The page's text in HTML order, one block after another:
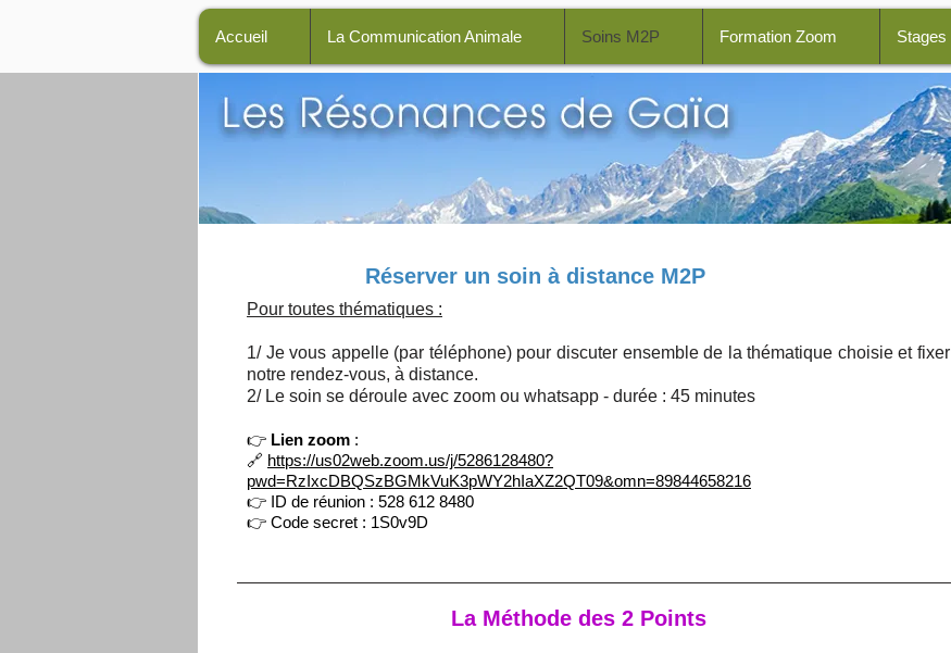
Accueil La Communication Animale Soins M2P Formation Zoom Stages
Réserver un soin à distance M2P
Pour toutes thématiques​ :
1/ Je vous appelle (par téléphone) pour discuter ensemble de la thématique choisie et fixer
notre rendez-vous, à distance.
2/ Le soin se déroule avec zoom ou whatsapp - durée : 45 minutes
👉 Lien zoom :
🔗 https://us02web.zoom.us/j/5286128480?
pwd=RzIxcDBQSzBGMkVuK3pWY2hIaXZ2QT09&omn=89844658216
👉 ID de réunion : 528 612 8480
👉 Code secret : 1S0v9D
La Méthode des 2 Points